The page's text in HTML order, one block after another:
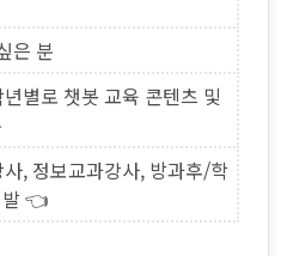
은 분
별로 챗봇 교육 콘텐츠 및
, 정보교과강사, 방과후/학
발👈